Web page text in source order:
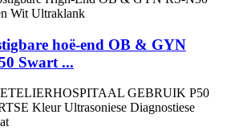
hoë-end OB & GYN
​​Swart ...